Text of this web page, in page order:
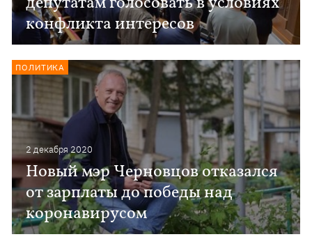
конфликта интересов
2 декабря 2020
Новый мэр Черновцов отказался
от зарплаты до победы над
коронавирусом
ПОЛИТИКА